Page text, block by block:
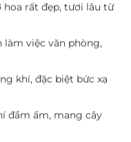
hoa rất đẹp, tươi lâu từ
làm việc văn phòng,
khí, đặc biệt bức xạ
đầm ấm, mang cây